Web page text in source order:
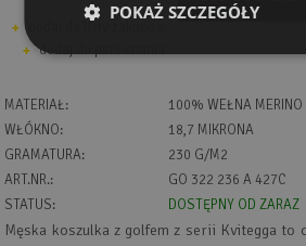
dodaj do porównania
MATERIAŁ:
100% WEŁNA MERINO
WŁÓKNO:
18,7 MIKRONA
GRAMATURA:
230 G/M2
ART.NR.:
GO 322 236 A 427C
STATUS:
DOSTĘPNY OD ZARAZ
Męska koszulka z golfem z serii Kvitegga to
POKAŻ SZCZEGÓŁY